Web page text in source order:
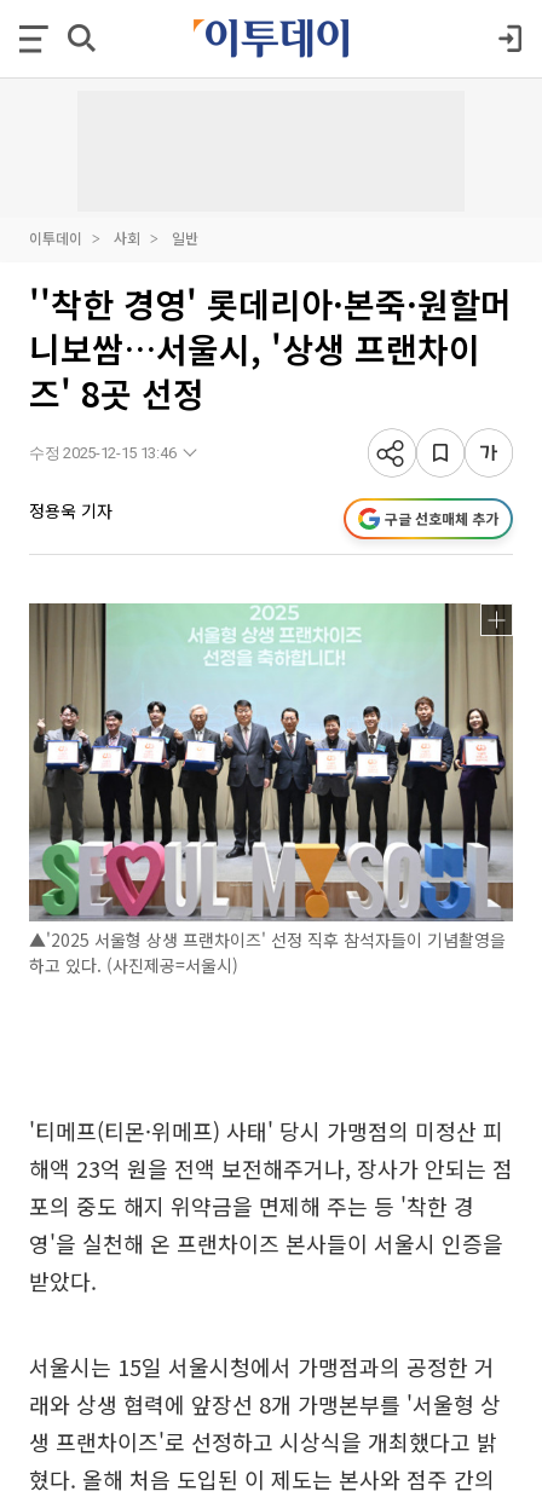
이투데이 사회 일반
''착한 경영' 롯데리아·본죽·원할머
니보쌈…서울시, '상생 프랜차이
즈' 8곳 선정
수정 2025-12-15 13:46
정용욱 기자 구글 선호매체 추가
▲'2025 서울형 상생 프랜차이즈' 선정 직후 참석자들이 기념촬영을
하고 있다. (사진제공=서울시)
'티메프(티몬·위메프) 사태' 당시 가맹점의 미정산 피
해액 23억 원을 전액 보전해주거나, 장사가 안되는 점
포의 중도 해지 위약금을 면제해 주는 등 '착한 경
영'을 실천해 온 프랜차이즈 본사들이 서울시 인증을
받았다.
서울시는 15일 서울시청에서 가맹점과의 공정한 거
래와 상생 협력에 앞장선 8개 가맹본부를 '서울형 상
생 프랜차이즈'로 선정하고 시상식을 개최했다고 밝
혔다. 올해 처음 도입된 이 제도는 본사와 점주 간의